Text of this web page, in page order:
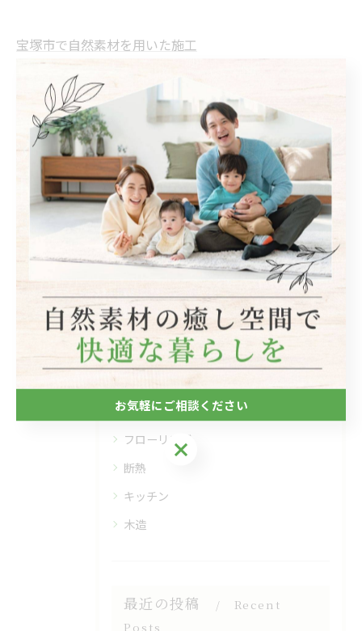
宝塚市で自然素材を用いた施工
自然素材
< 前のページ 一覧に戻る 次のページ >
関連タグ
#リフォーム #リノベーション
カテゴリー Categories
全てのカテゴリー
自然素材
フローリング
断熱
キッチン
木造
最近の投稿
Recent
Posts
お気軽にご相談ください
お気軽にご相談ください